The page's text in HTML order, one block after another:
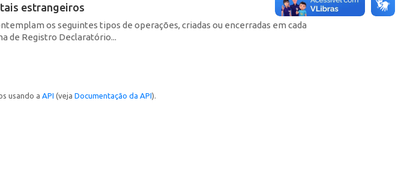
estrangeiros
os seguintes tipos de operações, criadas ou encerradas em cada
de Registro Declaratório...
usando a API (veja Documentação da API).